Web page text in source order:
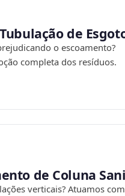
de
o escoamento?
completa dos resíduos.
de Coluna
verticais? Atuamos